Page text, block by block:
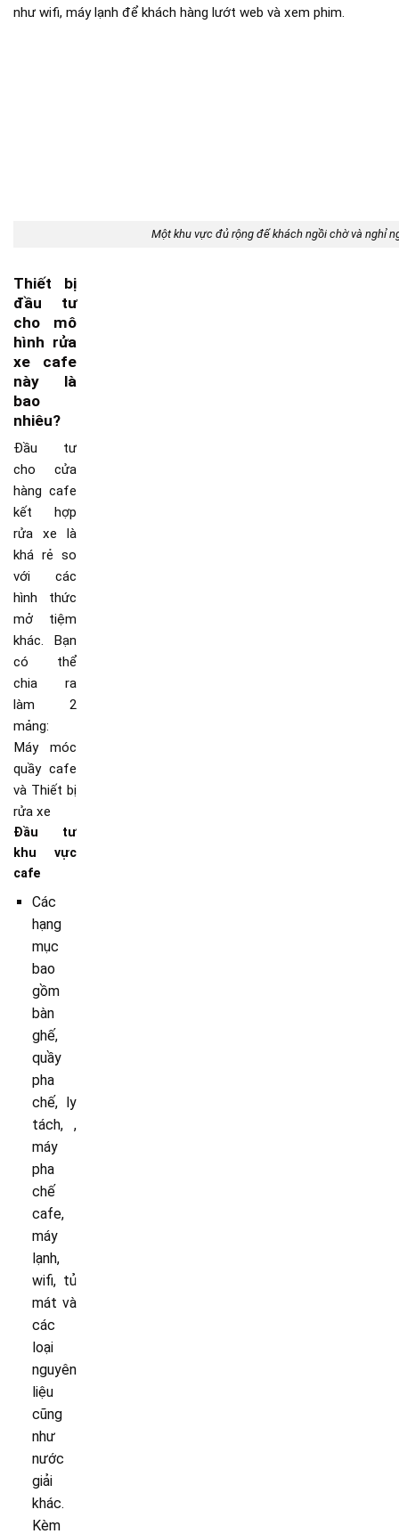
như wifi, máy lạnh để khách hàng lướt web và xem phim.
Một khu vực đủ rộng để khách ngồi chờ và nghỉ
Thiết bị
đầu tư
cho mô
hình rửa
xe cafe
này là
bao
nhiêu?
Đầu tư
cho cửa
hàng cafe
kết hợp
rửa xe là
khá rẻ so
với các
hình thức
mở tiệm
khác. Bạn
có thể
chia ra
làm 2
mảng:
Máy móc
quầy cafe
và Thiết bị
rửa xe
Đầu tư
khu vực
cafe
Các
hạng
mục
bao
gồm
bàn
ghế,
quầy
pha
chế, ly
tách, ,
máy
pha
chế
cafe,
máy
lạnh,
wifi, tủ
mát và
các
loại
nguyên
liệu
cũng
như
nước
giải
khác.
Kèm